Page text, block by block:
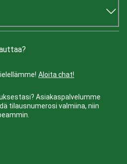
Aloita chat!
Asiakaspalvelumme
tilausnumerosi valmiina, niin